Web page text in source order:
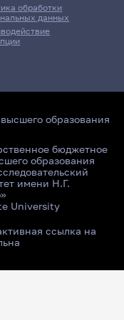
обработки
данных
образования
бюджетное
образования
имени Н.Г.
University
ссылка на